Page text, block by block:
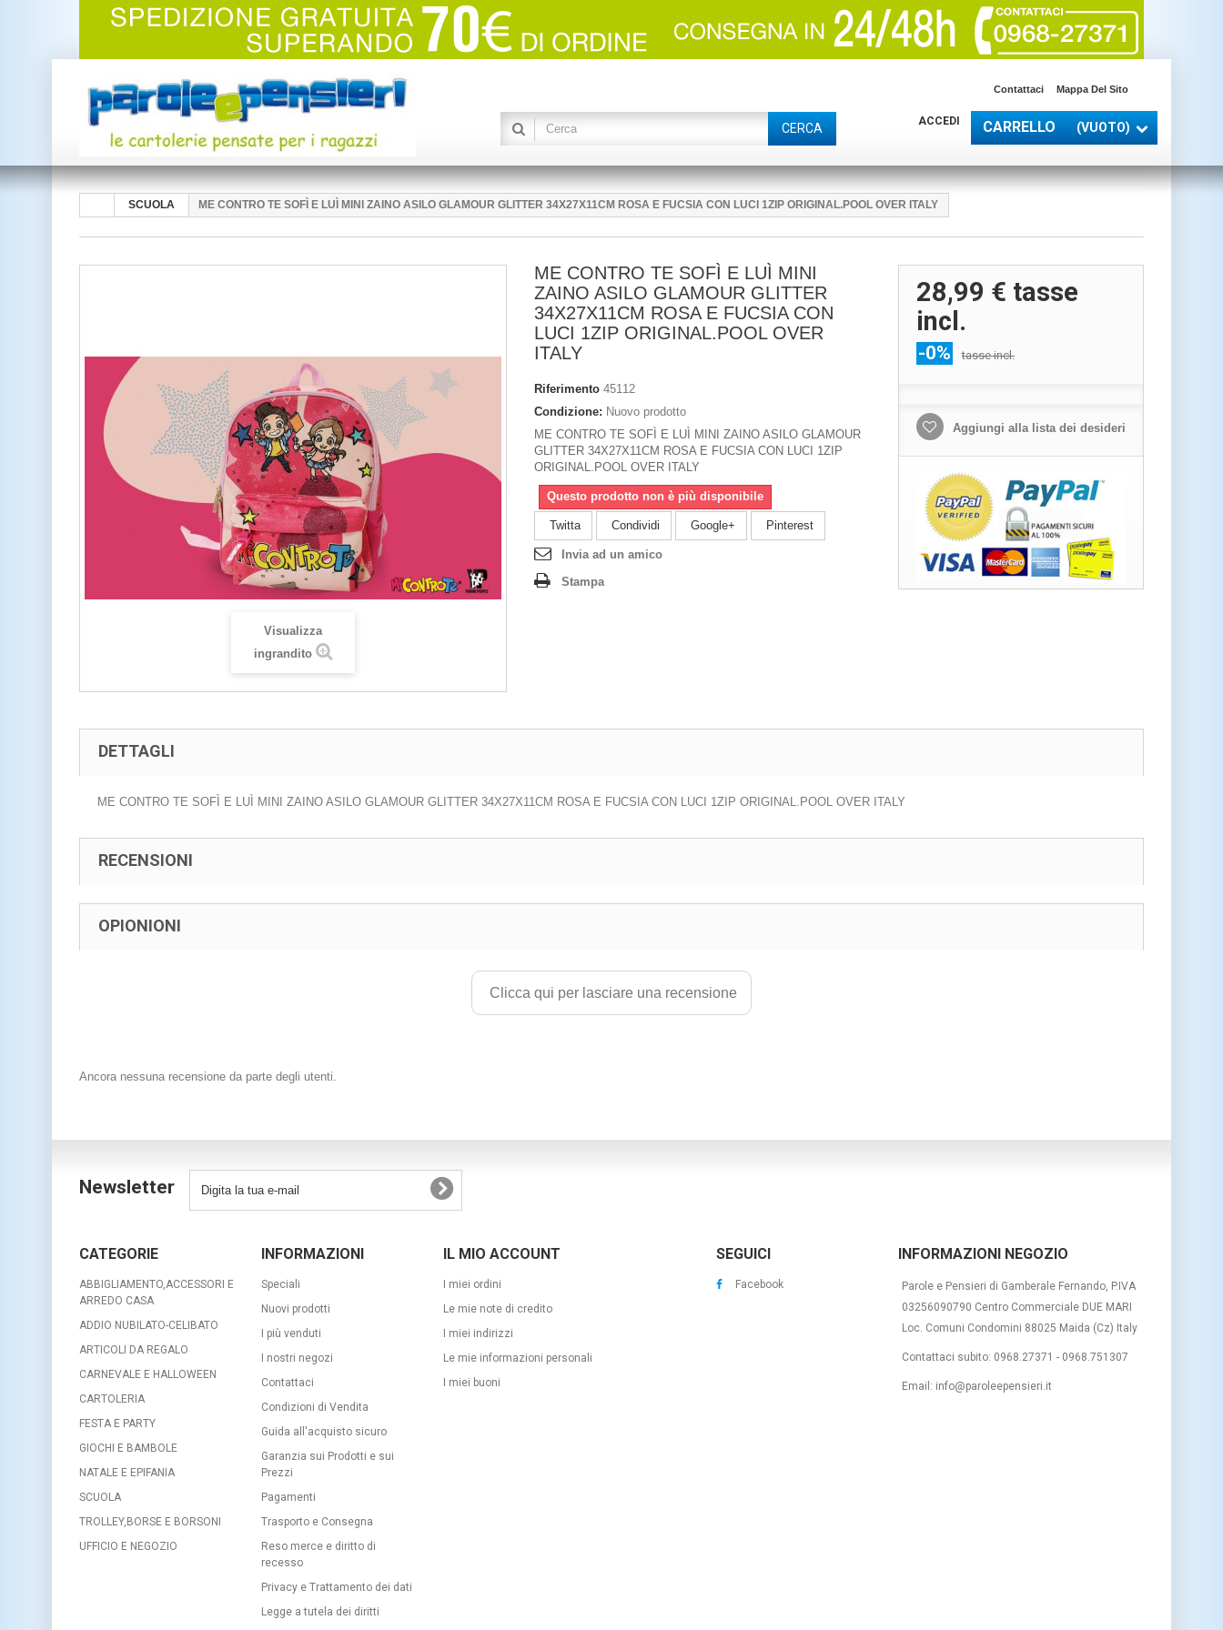
Contattaci Mappa Del Sito
CARRELLO (VUOTO)
ACCEDI
CERCA
SCUOLA ME CONTRO TE SOFÌ E LUÌ MINI ZAINO ASILO GLAMOUR GLITTER 34X27X11CM ROSA E FUCSIA CON LUCI 1ZIP ORIGINAL.POOL OVER ITALY
Visualizza
ingrandito
ME CONTRO TE SOFÌ E LUÌ MINI
ZAINO ASILO GLAMOUR GLITTER
34X27X11CM ROSA E FUCSIA CON
LUCI 1ZIP ORIGINAL.POOL OVER
ITALY
Riferimento 45112
Condizione: Nuovo prodotto
ME CONTRO TE SOFÌ E LUÌ MINI ZAINO ASILO GLAMOUR
GLITTER 34X27X11CM ROSA E FUCSIA CON LUCI 1ZIP
ORIGINAL.POOL OVER ITALY
Questo prodotto non è più disponibile
Twitta Condividi Google+ Pinterest
Invia ad un amico
Stampa
28,99 € tasse
incl.
-0% tasse incl.
Aggiungi alla lista dei desideri
DETTAGLI
ME CONTRO TE SOFÌ E LUÌ MINI ZAINO ASILO GLAMOUR GLITTER 34X27X11CM ROSA E FUCSIA CON LUCI 1ZIP ORIGINAL.POOL OVER ITALY
RECENSIONI
OPIONIONI
Clicca qui per lasciare una recensione
Ancora nessuna recensione da parte degli utenti.
Newsletter
CATEGORIE
ABBIGLIAMENTO,ACCESSORI E
ARREDO CASA
ADDIO NUBILATO-CELIBATO
ARTICOLI DA REGALO
CARNEVALE E HALLOWEEN
CARTOLERIA
FESTA E PARTY
GIOCHI E BAMBOLE
NATALE E EPIFANIA
SCUOLA
TROLLEY,BORSE E BORSONI
UFFICIO E NEGOZIO
INFORMAZIONI
Speciali
Nuovi prodotti
I più venduti
I nostri negozi
Contattaci
Condizioni di Vendita
Guida all'acquisto sicuro
Garanzia sui Prodotti e sui
Prezzi
Pagamenti
Trasporto e Consegna
Reso merce e diritto di
recesso
Privacy e Trattamento dei dati
Legge a tutela dei diritti
IL MIO ACCOUNT
I miei ordini
Le mie note di credito
I miei indirizzi
Le mie informazioni personali
I miei buoni
SEGUICI
Facebook
INFORMAZIONI NEGOZIO
Parole e Pensieri di Gamberale Fernando, P.IVA
03256090790 Centro Commerciale DUE MARI
Loc. Comuni Condomini 88025 Maida (Cz) Italy
Contattaci subito: 0968.27371 - 0968.751307
Email: info@paroleepensieri.it